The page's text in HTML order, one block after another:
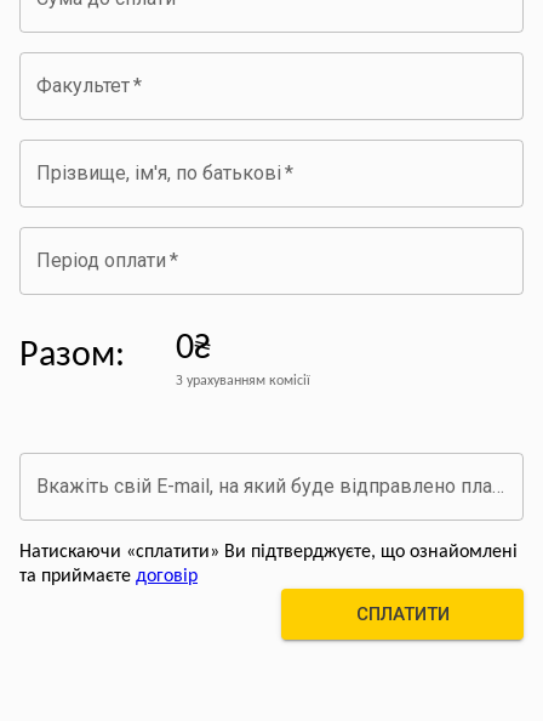
Факультет*
Прізвище, ім'я, по батькові *
Період оплати *
Разом: 0₴
З урахуванням комісії
Вкажіть свій E-mail, на який буде відправлено платіжний документ про оплату
Натискаючи «сплатити» Ви підтверджуєте, що ознайомлені
та приймаєте договір
СПЛАТИТИ